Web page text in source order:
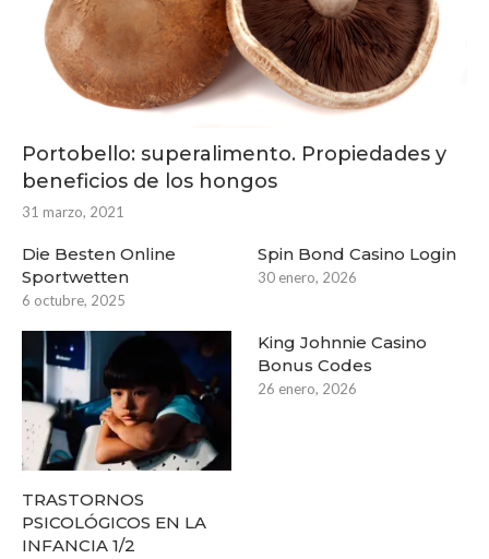
Portobello: superalimento. Propiedades y
beneficios de los hongos
31 marzo, 2021
Die Besten Online
Sportwetten
6 octubre, 2025
Spin Bond Casino Login
30 enero, 2026
TRASTORNOS
PSICOLÓGICOS EN LA
INFANCIA 1/2
King Johnnie Casino
Bonus Codes
26 enero, 2026